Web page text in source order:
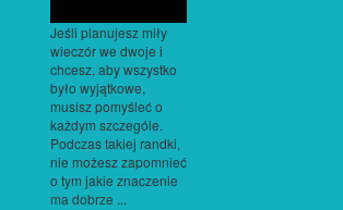
Jeśli planujesz miły
wieczór we dwoje i
chcesz, aby wszystko
było wyjątkowe,
musisz pomyśleć o
każdym szczególe.
Podczas takiej randki,
nie możesz zapomnieć
o tym jakie znaczenie
ma dobrze ...